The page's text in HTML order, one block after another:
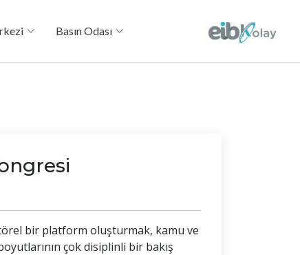
Basın Odası
bir platform oluşturmak, kamu ve
çok disiplinli bir bakış